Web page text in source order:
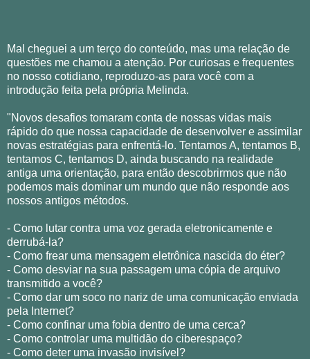
Mal cheguei a um terço do conteúdo, mas uma relação de
questões me chamou a atenção. Por curiosas e frequentes
no nosso cotidiano, reproduzo-as para você com a
introdução feita pela própria Melinda.
"Novos desafios tomaram conta de nossas vidas mais
rápido do que nossa capacidade de desenvolver e assimilar
novas estratégias para enfrentá-lo. Tentamos A, tentamos B,
tentamos C, tentamos D, ainda buscando na realidade
antiga uma orientação, para então descobrirmos que não
podemos mais dominar um mundo que não responde aos
nossos antigos métodos.
- Como lutar contra uma voz gerada eletronicamente e
derrubá-la?
- Como frear uma mensagem eletrônica nascida do éter?
- Como desviar na sua passagem uma cópia de arquivo
transmitido a você?
- Como dar um soco no nariz de uma comunicação enviada
pela Internet?
- Como confinar uma fobia dentro de uma cerca?
- Como controlar uma multidão do ciberespaço?
- Como deter uma invasão invisível?